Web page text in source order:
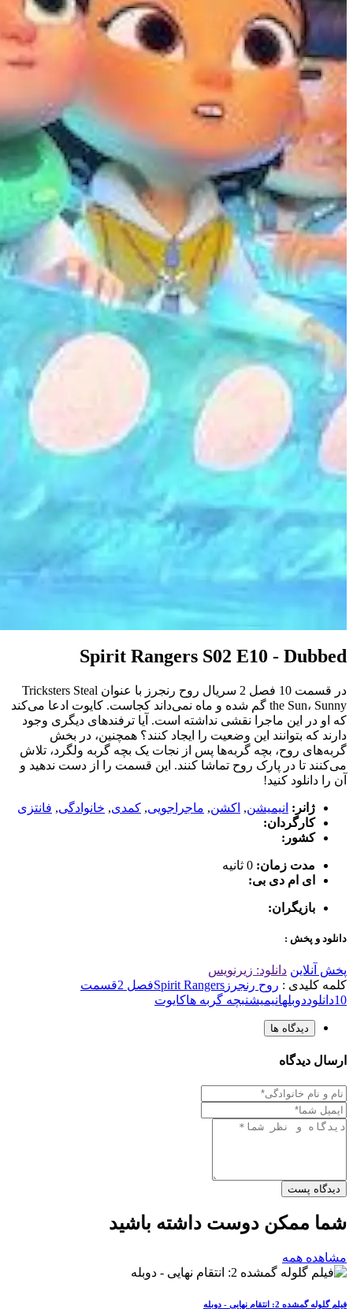
Spirit Rangers S02 E10 - Dubbed
در قسمت 10 فصل 2 سریال روح رنجرز با عنوان Tricksters Steal
the Sun، Sunny گم شده و ماه نمی‌داند کجاست. کایوت ادعا می‌کند
که او در این ماجرا نقشی نداشته است. آیا ترفندهای دیگری وجود
دارند که بتوانند این وضعیت را ایجاد کنند؟ همچنین، در بخش
گربه‌های روح، بچه گربه‌ها پس از نجات یک بچه گربه ولگرد، تلاش
می‌کنند تا در پارک روح تماشا کنند. این قسمت را از دست ندهید و
آن را دانلود کنید!
ژانر: انیمیشن, اکشن, ماجراجویی, کمدی, خانوادگی, فانتزی
کارگردان:
کشور:
مدت زمان: 0 ثانیه
ای ام دی بی:
بازیگران:
دانلود و پخش :
پخش آنلاین دانلود: زیرنویس
کلمه کلیدی : روح رنجرز Spirit Rangersفصل 2
قسمت
10دانلوددوبلهانیمیشنبچه گربه هاکایوت
دیدگاه ها
ارسال دیدگاه
دیدگاه پست
شما ممکن دوست داشته باشید
مشاهده همه
فیلم گلوله گمشده 2: انتقام نهایی - دوبله